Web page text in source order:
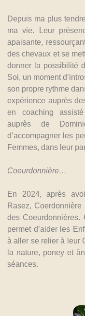
Depuis ma plus
ma vie. Leur
apaisante,
des chevaux et se
donner la possibilité
Soi, un moment
son propre rythme
expérience auprès
en coaching
auprès de
d’accompagner les
Femmes, dans leur
Coeurdonnière…
En 2024, après
Rasez,
des Coeurdonnières.
permet d’aider les
à aller se relier à leur
la nature, poney et
séances.